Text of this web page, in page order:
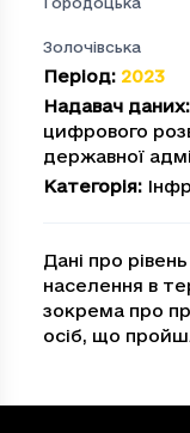
Золочівська
Період: 2023
Надавач даних:
цифрового
державної
Категорія:
Дані про
населення в
зокрема про
осіб, що